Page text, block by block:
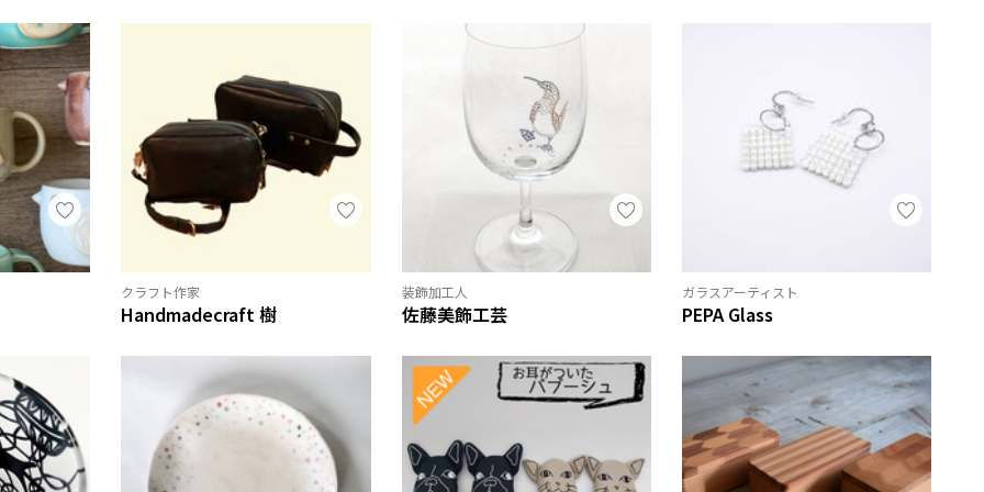
クラフト作家
Handmadecraft 樹
装飾加工人
佐藤美飾工芸
ガラスアーティスト
PEPA Glass